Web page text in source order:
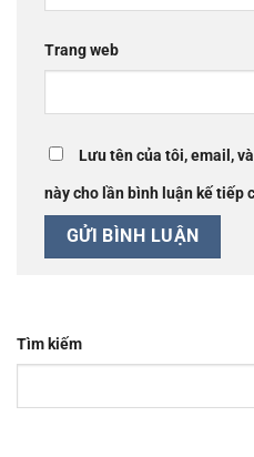
Trang web
Lưu tên của tôi, email,
này cho lần bình luận kế tiếp
Tìm kiếm